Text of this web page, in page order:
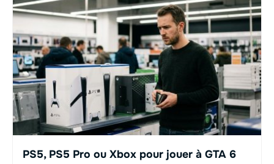
PS5, PS5 Pro ou Xbox pour jouer à GTA 6